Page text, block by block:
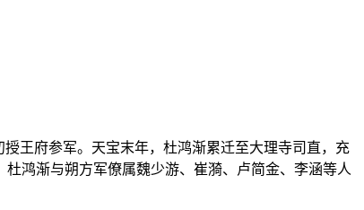
府参军。天宝末年，杜鸿渐累迁至大理寺司直，充
渐与朔方军僚属魏少游、崔漪、卢简金、李涵等人